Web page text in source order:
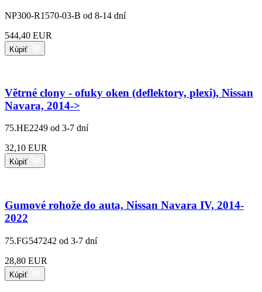
NP300-R1570-03-B od 8-14 dní
544,40 EUR
Kúpiť
Větrné clony - ofuky oken (deflektory, plexi), Nissan
Navara, 2014->
75.HE2249 od 3-7 dní
32,10 EUR
Kúpiť
Gumové rohože do auta, Nissan Navara IV, 2014-
2022
75.FG547242 od 3-7 dní
28,80 EUR
Kúpiť